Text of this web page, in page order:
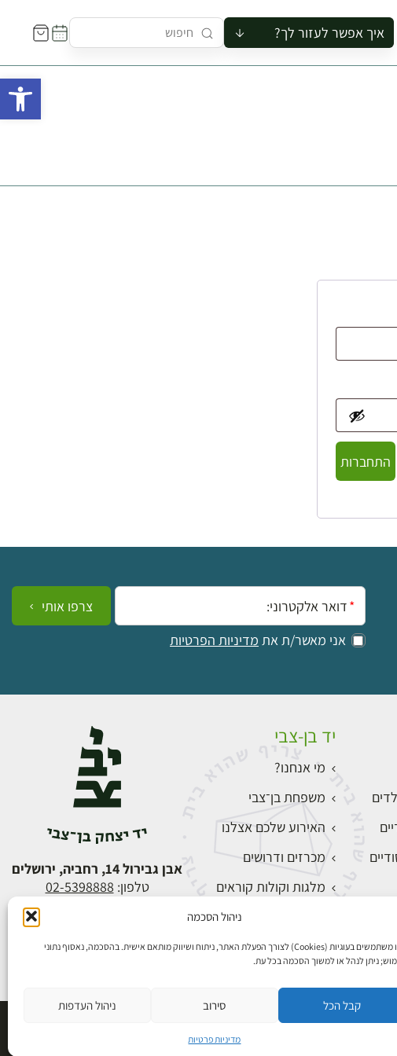
ניהול הסכמה
אנו משתמשים בעוגיות (Cookies) לצורך הפעלת האתר, ניתוח ושיווק מותאם אישית. בהסכמה, נאסוף נתוני
ניתן לנהל או למשוך הסכמה בכל עת.
קבל הכל סירוב ניהול העדפות
מדיניות פרטיות
איך אפשר לעזור לך?
להזמין סיור לקבוצה
לתאם ביקור בצריף
התחברות
אימייל:
אני מאשר/ת את מדיניות הפרטיות
צרפו אותי
יד בן-צבי
מי אנחנו?
משפחת בן־צבי
האירוע שלכם אצלנו
מכרזים ודרושים
מלגות וקולות קוראים
התחברות
אבן גבירול 14, רחביה, ירושלים
טלפון: 02-5398888